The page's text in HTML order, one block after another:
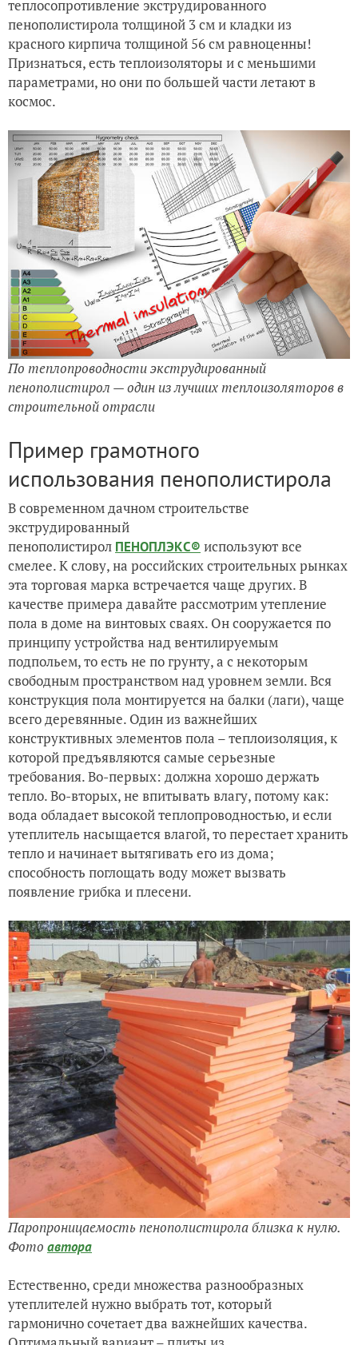
теплосопротивление экструдированного
пенополистирола толщиной 3 см и кладки из
красного кирпича толщиной 56 см равноценны!
Признаться, есть теплоизоляторы и с меньшими
параметрами, но они по большей части летают в
космос.
По теплопроводности экструдированный
пенополистирол — один из лучших теплоизоляторов в
строительной отрасли
Пример грамотного
использования пенополистирола
В современном дачном строительстве
экструдированный
пенополистирол ПЕНОПЛЭКС® используют все
смелее. К слову, на российских строительных рынках
эта торговая марка встречается чаще других. В
качестве примера давайте рассмотрим утепление
пола в доме на винтовых сваях. Он сооружается по
принципу устройства над вентилируемым
подпольем, то есть не по грунту, а с некоторым
свободным пространством над уровнем земли. Вся
конструкция пола монтируется на балки (лаги), чаще
всего деревянные. Один из важнейших
конструктивных элементов пола – теплоизоляция, к
которой предъявляются самые серьезные
требования. Во-первых: должна хорошо держать
тепло. Во-вторых, не впитывать влагу, потому как:
вода обладает высокой теплопроводностью, и если
утеплитель насыщается влагой, то перестает хранить
тепло и начинает вытягивать его из дома;
способность поглощать воду может вызвать
появление грибка и плесени.
Паропроницаемость пенополистирола близка к нулю.
Фото автора
Естественно, среди множества разнообразных
утеплителей нужно выбрать тот, который
гармонично сочетает два важнейших качества.